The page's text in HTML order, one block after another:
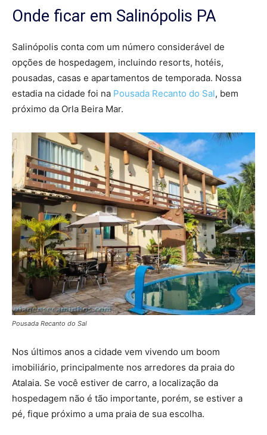
Onde ficar em Salinópolis PA
Salinópolis conta com um número considerável de
opções de hospedagem, incluindo resorts, hotéis,
pousadas, casas e apartamentos de temporada. Nossa
estadia na cidade foi na Pousada Recanto do Sal, bem
próximo da Orla Beira Mar.
Pousada Recanto do Sal
Nos últimos anos a cidade vem vivendo um boom
imobiliário, principalmente nos arredores da praia do
Atalaia. Se você estiver de carro, a localização da
hospedagem não é tão importante, porém, se estiver a
pé, fique próximo a uma praia de sua escolha.